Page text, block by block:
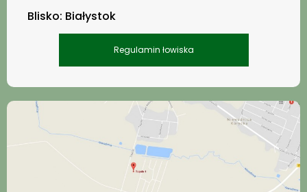
Blisko: Białystok
Regulamin łowiska